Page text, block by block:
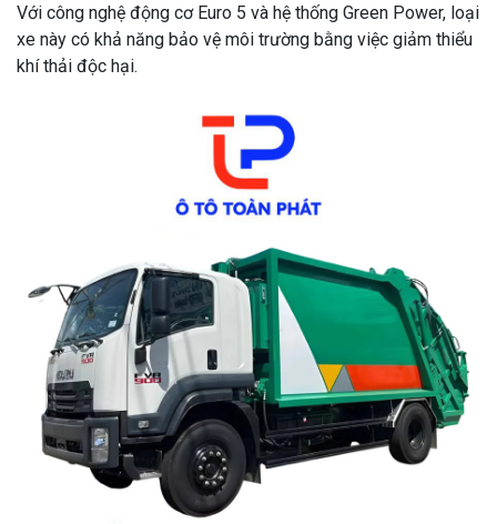
Với công nghệ động cơ Euro 5 và hệ thống Green Power, loại
xe này có khả năng bảo vệ môi trường bằng việc giảm thiểu
khí thải độc hại.